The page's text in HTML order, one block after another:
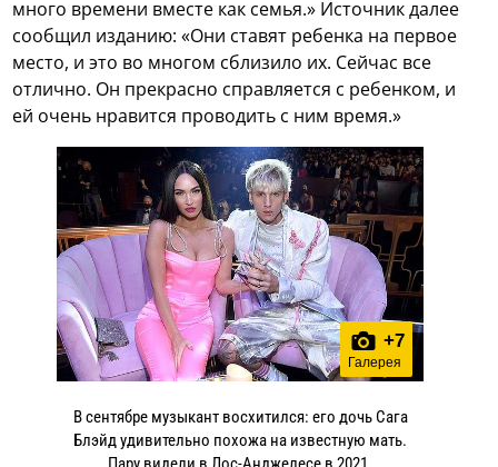
много времени вместе как семья.» Источник далее
сообщил изданию: «Они ставят ребенка на первое
место, и это во многом сблизило их. Сейчас все
отлично. Он прекрасно справляется с ребенком, и
ей очень нравится проводить с ним время.»
+7
Галерея
В сентябре музыкант восхитился: его дочь Сага
Блэйд удивительно похожа на известную мать.